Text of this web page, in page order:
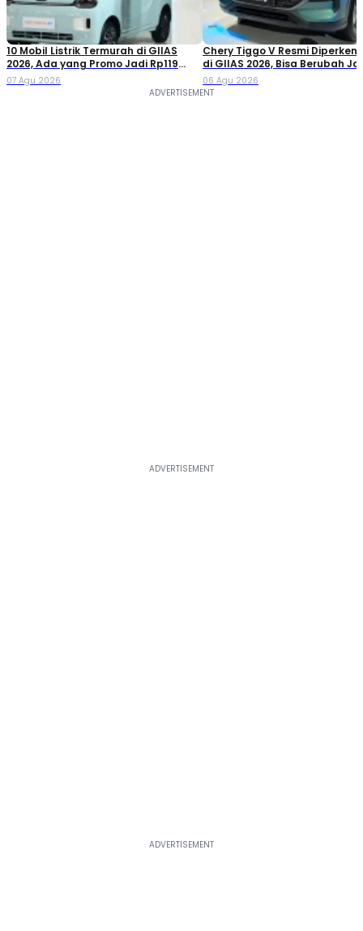
10 Mobil Listrik Termurah di GIIAS
2026, Ada yang Promo Jadi Rp119
Jutaan!
07 Agu 2026
Chery Tiggo V Resmi
di GIIAS 2026, Bisa Berubah
Double Cabin
06 Agu 2026